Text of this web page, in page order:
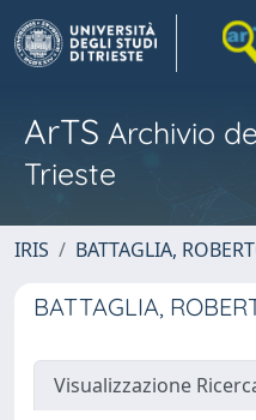
ArTS Archivio
Trieste
IRIS BATTAGLIA,
BATTAGLIA,
Visualizzazione